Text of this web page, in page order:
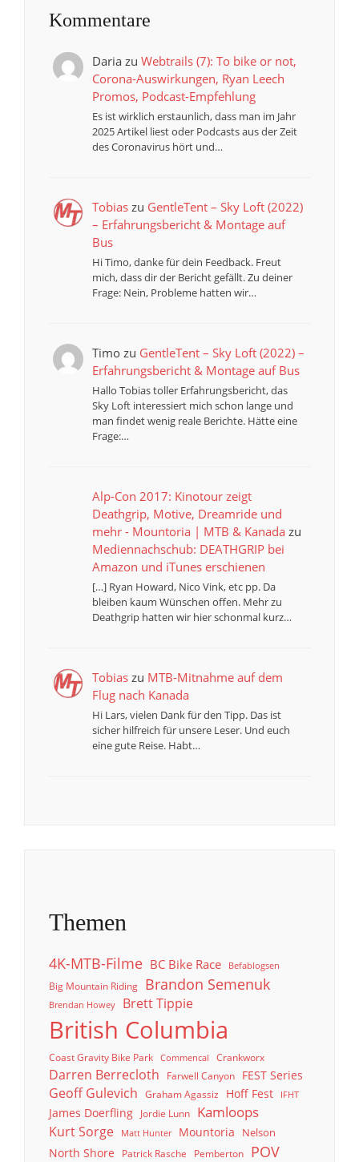
Kommentare
Dariazu Webtrails (7): To bike or not,
Corona-Auswirkungen, Ryan Leech
Promos, Podcast-Empfehlung
Es ist wirklich erstaunlich, dass man im Jahr
2025 Artikel liest oder Podcasts aus der Zeit
des Coronavirus hört und…
Tobiaszu GentleTent – Sky Loft (2022)
– Erfahrungsbericht & Montage auf
Bus
Hi Timo, danke für dein Feedback. Freut
mich, dass dir der Bericht gefällt. Zu deiner
Frage: Nein, Probleme hatten wir…
Timozu GentleTent – Sky Loft (2022) –
Erfahrungsbericht & Montage auf Bus
Hallo Tobias toller Erfahrungsbericht, das
Sky Loft interessiert mich schon lange und
man findet wenig reale Berichte. Hätte eine
Frage:…
Alp-Con 2017: Kinotour zeigt
Deathgrip, Motive, Dreamride und
mehr - Mountoria | MTB & Kanadazu
Mediennachschub: DEATHGRIP bei
Amazon und iTunes erschienen
[…] Ryan Howard, Nico Vink, etc pp. Da
bleiben kaum Wünschen offen. Mehr zu
Deathgrip hatten wir hier schonmal kurz…
Tobiaszu MTB-Mitnahme auf dem
Flug nach Kanada
Hi Lars, vielen Dank für den Tipp. Das ist
sicher hilfreich für unsere Leser. Und euch
eine gute Reise. Habt…
Themen
4K-MTB-Filme BC Bike Race Befablogsen
Big Mountain Riding Brandon Semenuk
Brendan Howey Brett Tippie
British Columbia
Coast Gravity Bike Park Commencal Crankworx
Darren Berrecloth Farwell Canyon FEST Series
Geoff Gulevich Graham Agassiz Hoff Fest IFHT
James Doerfling Jordie Lunn Kamloops
Kurt Sorge Matt Hunter Mountoria Nelson
North Shore Patrick Rasche Pemberton POV